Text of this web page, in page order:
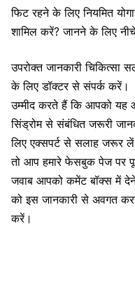
फिट रहने के लिए नियमित
शामिल करें? जानने के लिए
उपरोक्त जानकारी चिकित्सा
के लिए डॉक्टर से संपर्क करें।
उम्मीद करते हैं कि आपको यह
सिंड्रोम से संबंधित जरूरी
लिए एक्सपर्ट से सलाह जरूर
तो आप हमारे फेसबुक पेज पर
जवाब आपको कमेंट बॉक्स में
को इस जानकारी से अवगत
करें।